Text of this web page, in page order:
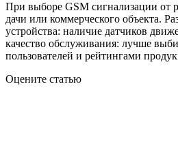
При выборе GSM сигнализации от
дачи или коммерческого объекта.
устройства: наличие датчиков
качество обслуживания: лучше
пользователей и рейтингами
Оцените статью